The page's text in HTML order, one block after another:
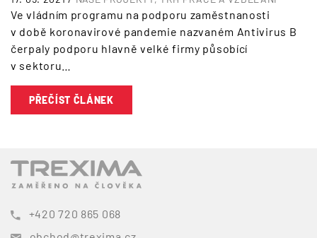
Ve vládním programu na podporu zaměstnanosti
v době koronavirové pandemie nazvaném Antivirus B
čerpaly podporu hlavně velké firmy působící
v sektoru…
PŘEČÍST ČLÁNEK
+420 720 865 068